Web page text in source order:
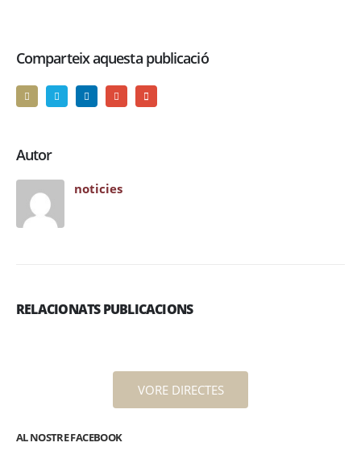
Comparteix aquesta publicació
Autor
noticies
RELACIONATS PUBLICACIONS
VORE DIRECTES
AL NOSTRE FACEBOOK